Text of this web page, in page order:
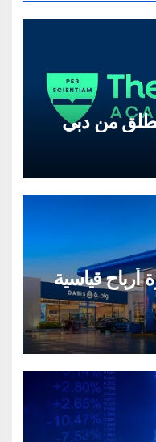
من دبي
أرباح قياسية